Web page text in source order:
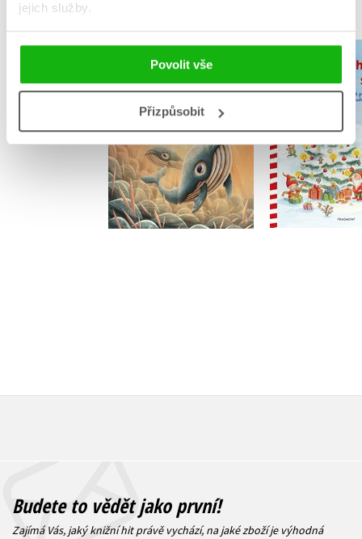
jejich služby.
Povolit vše
Přizpůsobit
Gerda: Příběh moře
Do košíku
Příběhy
Do
Budete to vědět jako první!
Zajímá Vás, jaký knižní hit právě vychází, na jaké zboží je výhodná